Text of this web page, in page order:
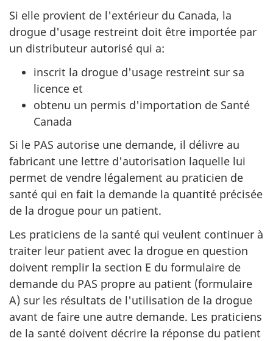
Si elle provient de l'extérieur du Canada, la
drogue d'usage restreint doit être importée par
un distributeur autorisé qui a:
inscrit la drogue d'usage restreint sur sa
licence et
obtenu un permis d'importation de Santé
Canada
Si le PAS autorise une demande, il délivre au
fabricant une lettre d'autorisation laquelle lui
permet de vendre légalement au praticien de
santé qui en fait la demande la quantité précisée
de la drogue pour un patient.
Les praticiens de la santé qui veulent continuer à
traiter leur patient avec la drogue en question
doivent remplir la section E du formulaire de
demande du PAS propre au patient (formulaire
A) sur les résultats de l'utilisation de la drogue
avant de faire une autre demande. Les praticiens
de la santé doivent décrire la réponse du patient